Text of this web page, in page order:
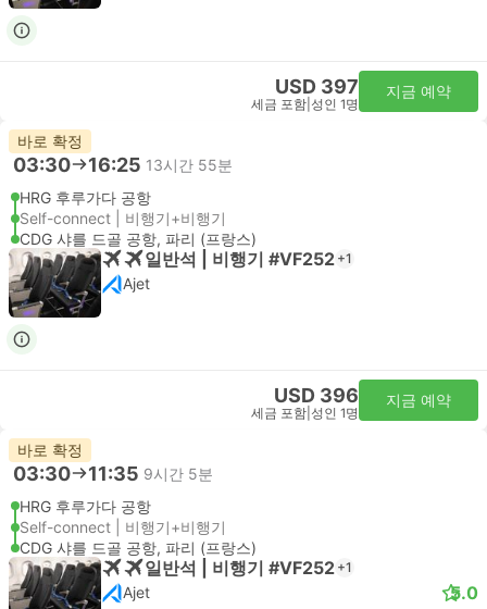
USD 397
세금 포함 성인 1명
지금 예약
바로 확정
03:30 16:25 13시간 55분
HRG 후루가다 공항
Self-connect | 비행기+비행기
CDG 샤를 드골 공항, 파리 (프랑스)
일반석 | 비행기 #VF252 +1
Ajet
USD 396
세금 포함 성인 1명
지금 예약
바로 확정
03:30 11:35 9시간 5분
HRG 후루가다 공항
Self-connect | 비행기+비행기
CDG 샤를 드골 공항, 파리 (프랑스)
일반석 | 비행기 #VF252 +1
Ajet 5.0